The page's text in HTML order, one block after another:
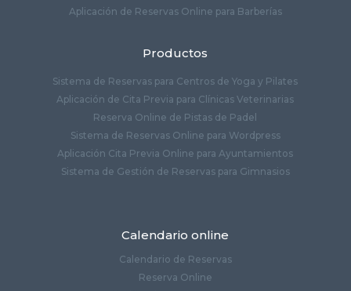
Aplicación de Reservas Online para Barberías
Productos
Sistema de Reservas para Centros de Yoga y Pilates
Aplicación de Cita Previa para Clínicas Veterinarias
Reserva Online de Pistas de Padel
Sistema de Reservas Online para Wordpress
Aplicación Cita Previa Online para Ayuntamientos
Sistema de Gestión de Reservas para Gimnasios
Calendario online
Calendario de Reservas
Reserva Online